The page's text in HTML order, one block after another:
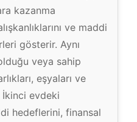
kazanma
ve maddi
gösterir. Aynı
veya sahip
eşyaları ve
evdeki
hedeflerini, finansal